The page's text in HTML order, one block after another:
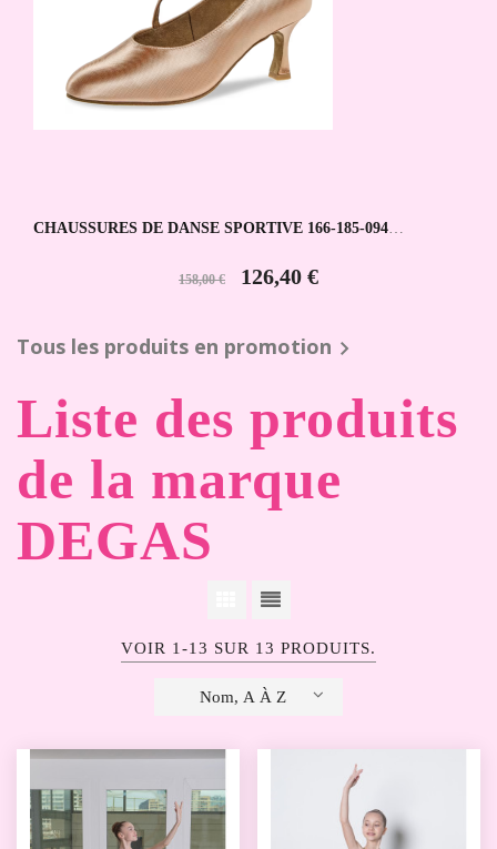
CHAUSSURES DE DANSE SPORTIVE 166-185-094
158,00 € 126,40 €
Tous les produits en promotion 
Liste des produits
de la marque
DEGAS
VOIR 1-13 SUR 13 PRODUITS.
Nom, A À Z